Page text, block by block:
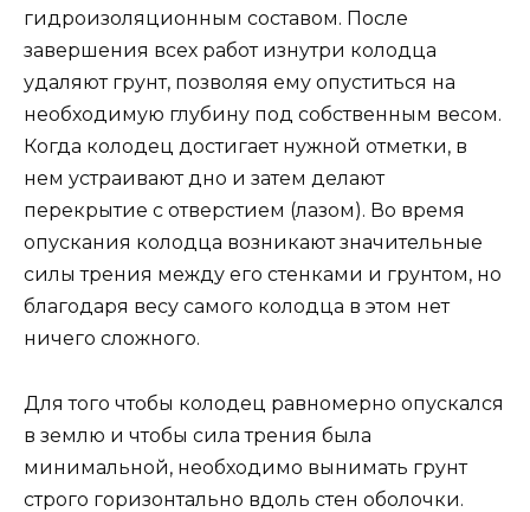
гидроизоляционным составом. После
завершения всех работ изнутри колодца
удаляют грунт, позволяя ему опуститься на
необходимую глубину под собственным весом.
Когда колодец достигает нужной отметки, в
нем устраивают дно и затем делают
перекрытие с отверстием (лазом). Во время
опускания колодца возникают значительные
силы трения между его стенками и грунтом, но
благодаря весу самого колодца в этом нет
ничего сложного.
Для того чтобы колодец равномерно опускался
в землю и чтобы сила трения была
минимальной, необходимо вынимать грунт
строго горизонтально вдоль стен оболочки.